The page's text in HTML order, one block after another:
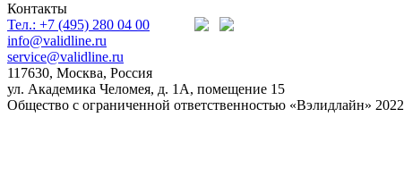
Контакты
Тел.: +7 (495) 280 04 00
info@validline.ru
service@validline.ru
117630, Москва, Россия
ул. Академика Челомея, д. 1А, помещение 15
Общество с ограниченной ответственностью «Вэлидлайн» 2022